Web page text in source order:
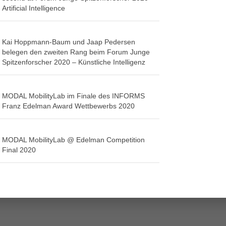
Artificial Intelligence
Kai Hoppmann-Baum und Jaap Pedersen
belegen den zweiten Rang beim Forum Junge
Spitzenforscher 2020 – Künstliche Intelligenz
MODAL MobilityLab im Finale des INFORMS
Franz Edelman Award Wettbewerbs 2020
MODAL MobilityLab @ Edelman Competition
Final 2020